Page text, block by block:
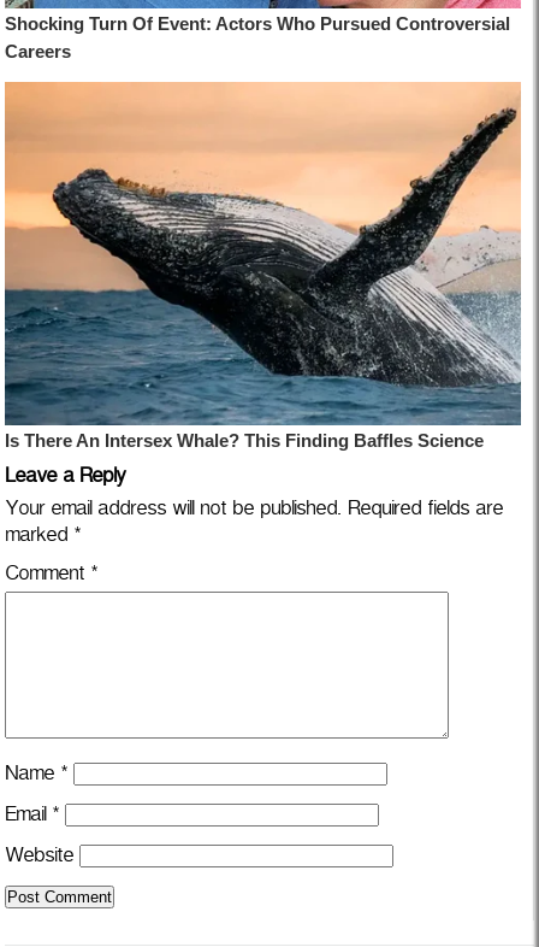
Leave a Reply
Your email address will not be published. Required fields are
marked *
Comment *
Name *
Email *
Website